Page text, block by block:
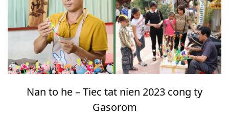
Nan to he – Tiec tat nien 2023 cong ty
Gasorom